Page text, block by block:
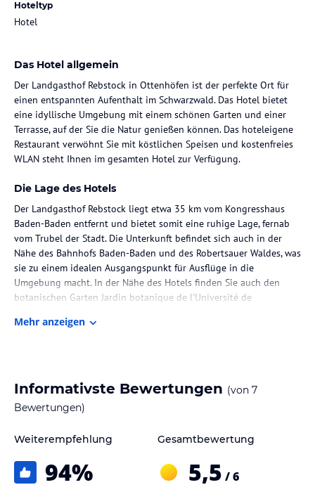
Hoteltyp
Hotel
Das Hotel allgemein
Der Landgasthof Rebstock in Ottenhöfen ist der perfekte Ort für
einen entspannten Aufenthalt im Schwarzwald. Das Hotel bietet
eine idyllische Umgebung mit einem schönen Garten und einer
Terrasse, auf der Sie die Natur genießen können. Das hoteleigene
Restaurant verwöhnt Sie mit köstlichen Speisen und kostenfreies
WLAN steht Ihnen im gesamten Hotel zur Verfügung.
Die Lage des Hotels
Der Landgasthof Rebstock liegt etwa 35 km vom Kongresshaus
Baden-Baden entfernt und bietet somit eine ruhige Lage, fernab
vom Trubel der Stadt. Die Unterkunft befindet sich auch in der
Nähe des Bahnhofs Baden-Baden und des Robertsauer Waldes, was
sie zu einem idealen Ausgangspunkt für Ausflüge in die
Umgebung macht. In der Nähe des Hotels finden Sie auch den
botanischen Garten Jardin botanique de l'Université de
Baden ist nur 33 km entfernt.
Bad und bieten Ihnen somit die Privatsphäre, die Sie benötigen.
Einige Zimmer verfügen sogar über einen Balkon, von dem aus Sie
können. Die Unterkunft bietet auch einen Zimmerservice und eine
möglich zu gestalten.
Mehr anzeigen
Informativste Bewertungen (von 7
Bewertungen)
Weiterempfehlung
94%
Gesamtbewertung
5,5 / 6